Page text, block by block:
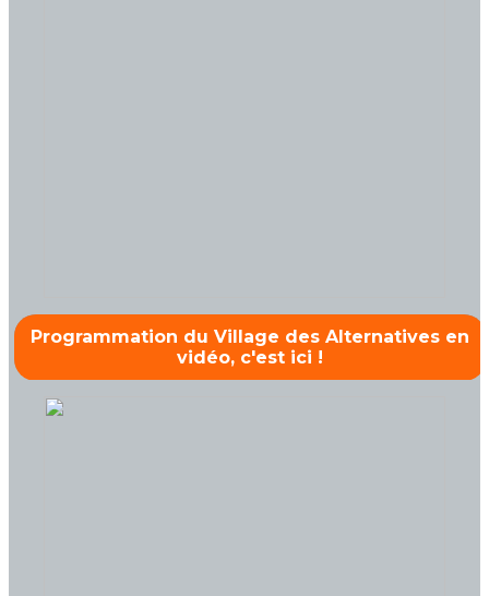
Programmation du Village des Alternatives en
vidéo, c'est ici !